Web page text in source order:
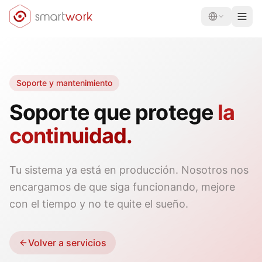
Soporte y mantenimiento
Soporte que protege la
continuidad.
Tu sistema ya está en producción. Nosotros nos
encargamos de que siga funcionando, mejore
con el tiempo y no te quite el sueño.
Volver a servicios